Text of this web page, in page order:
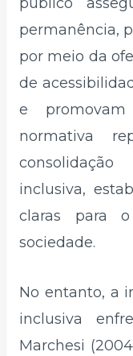
público
permanência,
por meio da
de
e
normativa
inclusiva,
claras para
sociedade.
No entanto, a
inclusiva
Marchesi